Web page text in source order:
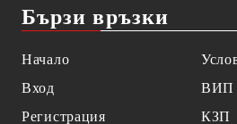
Бързи връзки
Начало
Вход
Регистрация
ВИП
КЗП